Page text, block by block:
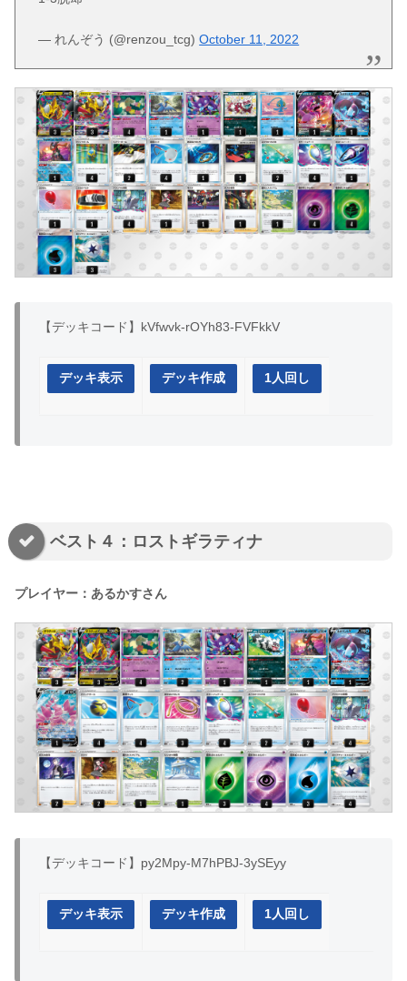
— れんぞう (@renzou_tcg)October 11, 2022
【デッキコード】kVfwvk-rOYh83-FVFkkV
デッキ表示 デッキ作成 1人回し
ベスト４：ロストギラティナ
プレイヤー：あるかすさん
【デッキコード】py2Mpy-M7hPBJ-3ySEyy
デッキ表示 デッキ作成 1人回し